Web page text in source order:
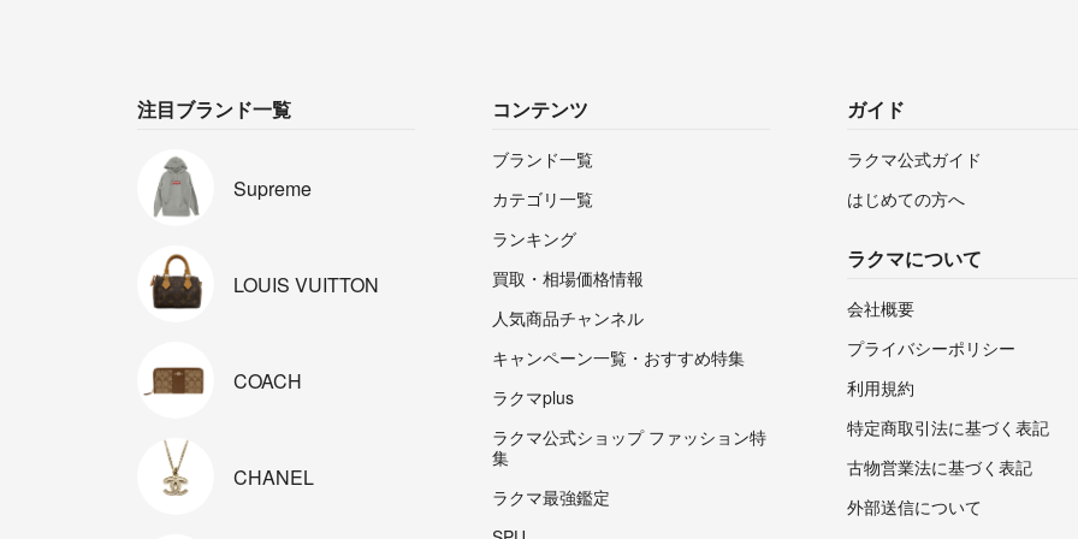
注目ブランド一覧
Supreme
LOUIS VUITTON
COACH
CHANEL
コンテンツ
ブランド一覧
カテゴリ一覧
ランキング
買取・相場価格情報
人気商品チャンネル
キャンペーン一覧・おすすめ特集
ラクマplus
ラクマ公式ショップ ファッション特
集
ラクマ最強鑑定
ガイド
ラクマ公式ガイド
はじめての方へ
ラクマについて
会社概要
プライバシーポリシー
利用規約
特定商取引法に基づく表記
古物営業法に基づく表記
外部送信について